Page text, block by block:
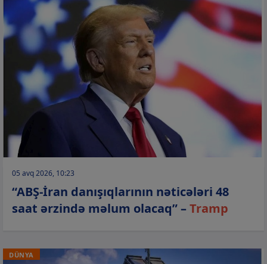
05 avq 2026, 10:23
“ABŞ-İran danışıqlarının nəticələri 48
saat ərzində məlum olacaq” –Tramp
DÜNYA